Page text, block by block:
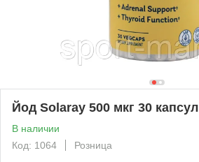
Йод Solaray 500 мкг 30 капсул
В наличии
Код: 1064
Розница